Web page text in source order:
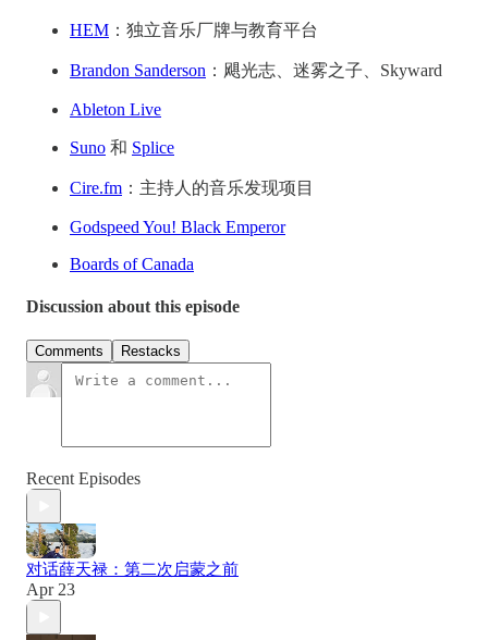
HEM ：独立音乐厂牌与教育平台
Brandon Sanderson ：飓光志、迷雾之子、Skyward
Ableton Live
Suno 和 Splice
Cire.fm ：主持人的音乐发现项目
Godspeed You! Black Emperor
Boards of Canada
Discussion about this episode
Comments Restacks
Recent Episodes
对话薛天禄：第二次启蒙之前
Apr 23